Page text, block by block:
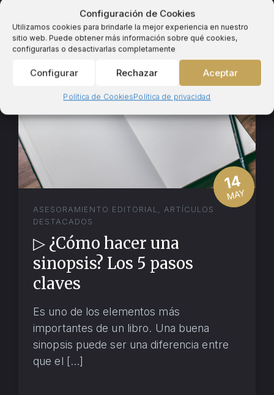
Configuración de Cookies
Utilizamos cookies para brindarle la mejor experiencia en nuestro
sitio web. Puede obtener más información sobre qué cookies,
configurarlas o desactivarlas completamente
Aceptar
Rechazar
Configurar
Política de CookiesPolítica de privacidad
Mirahadas.
14
MAY
ASESORAMIENTO EDITORIAL, ARTÍCULOS
DESTACADOS
▷ ¿Cómo hacer una
sinopsis? Los 5 pasos
claves
Es uno de los elementos más
importantes de un libro. Una buena
sinopsis puede ser una diferencia entre
que el […]